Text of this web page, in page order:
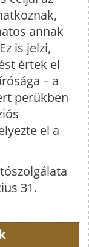
annak
is jelzi,
értek el
– a
perükben
el a
31.